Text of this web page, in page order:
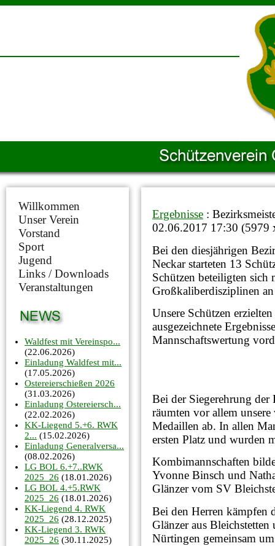
Willkommen
Unser Verein
Vorstand
Sport
Jugend
Links / Downloads
Veranstaltungen
Waldfest mit Vereinspo...
(22.06.2026)
Einladung Waldfest mit...
(17.05.2026)
Ostereierschießen 2026
(31.03.2026)
Einladung Ostereiersch...
(22.02.2026)
KK-Liegend 5.+6. RWK
2... (15.02.2026)
Einladung Generalversa...
(08.02.2026)
LG BOL 6.+7..RWK
2025_26 (18.01.2026)
LG BOL 4.+5.RWK
2025_26 (18.01.2026)
KK-Liegend 4. RWK
2025_26 (28.12.2025)
KK-Liegend 3. RWK
2025_26 (30.11.2025)
Ergebnisse :
02.06.2017 17:30 (5979
Bei den diesjährigen
Neckar starteten 13
Schützen beteiligten
Großkaliberdisziplinen
Unsere Schützen
ausgezeichnete
Mannschaftswertung
Bei der Siegerehrung
räumten vor allem
Medaillen ab. In allen
ersten Platz und wurden
Kombimannschaften
Yvonne Binsch und
Glänzer vom SV
Bei den Herren kämpfen
Glänzer aus
Nürtingen gemeinsam